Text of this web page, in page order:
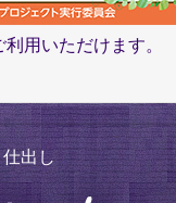
用いただけます。
出し